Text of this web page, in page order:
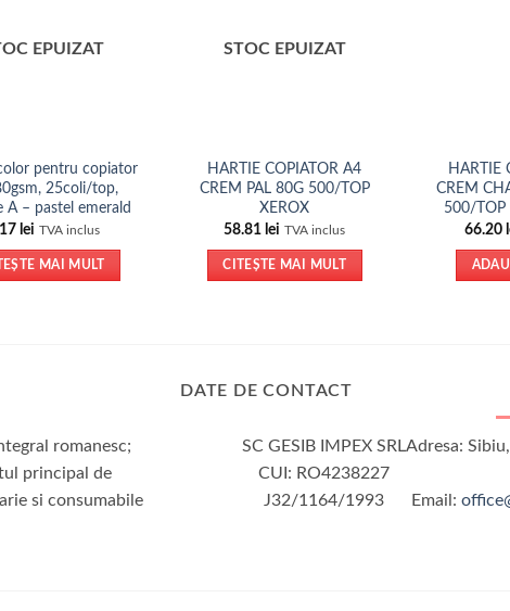
EPUIZAT
pentru copiator
25coli/top,
A – pastel emerald
lei TVA inclus
MAI MULT
STOC EPUIZAT
HARTIE COPIATOR A4
CREM PAL 80G 500/TOP
XEROX
58.81 lei TVA inclus
CITEȘTE MAI MULT
HARTIE
CREM
500/TOP
66.20
romanesc;
principal de
si consumabile
DATE DE CONTACT
SC GESIB IMPEX SRL
CUI: RO4238227
J32/1164/1993
Adresa:
Email: